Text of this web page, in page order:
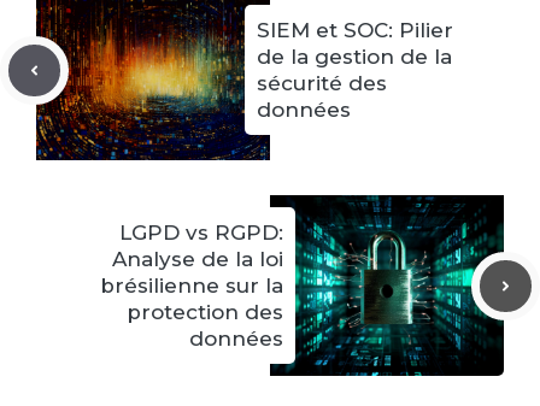
SIEM et SOC: Pilier
de la gestion de la
sécurité des
données
LGPD vs RGPD:
Analyse de la loi
brésilienne sur la
protection des
données